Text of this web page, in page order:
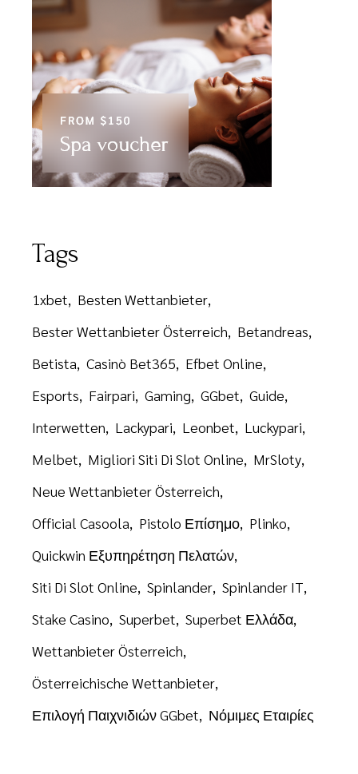
Tags
1xbet
Besten Wettanbieter
Bester Wettanbieter Österreich
Betandreas
Betista Casinò Bet365
Efbet Online
Esports
Fairpari Gaming GGbet Guide
Interwetten
Lackypari Leonbet
Luckypari
Melbet
Migliori Siti Di Slot Online
MrSloty
Neue Wettanbieter Österreich
Official Casoola
Pistolo Επίσημο Plinko
Quickwin Εξυπηρέτηση Πελατών
Siti Di Slot Online Spinlander Spinlander IT
Stake Casino Superbet Superbet Ελλάδα
Wettanbieter Österreich
Österreichische Wettanbieter
Επιλογή Παιχνιδιών GGbet
Νόμιμες Εταιρίες